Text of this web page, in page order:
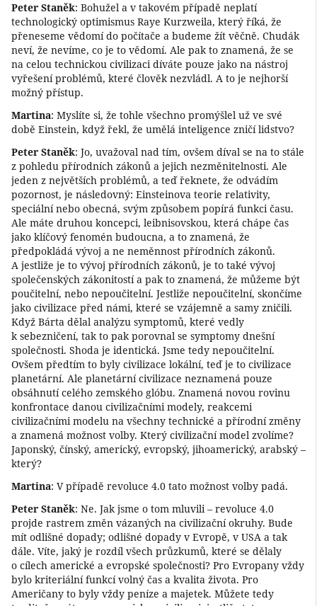
Peter Staněk: Bohužel a v takovém případě neplatí
technologický optimismus Raye Kurzweila, který říká, že
přeneseme vědomí do počítače a budeme žít věčně. Chudák
neví, že nevíme, co je to vědomí. Ale pak to znamená, že se
na celou technickou civilizaci díváte pouze jako na nástroj
vyřešení problémů, které člověk nezvládl. A to je nejhorší
možný přístup.
Martina: Myslíte si, že tohle všechno promýšlel už ve své
době Einstein, když řekl, že umělá inteligence zničí lidstvo?
Peter Staněk: Jo, uvažoval nad tím, ovšem díval se na to stále
z pohledu přírodních zákonů a jejich nezměnitelnosti. Ale
jeden z největších problémů, a teď řeknete, že odvádím
pozornost, je následovný: Einsteinova teorie relativity,
speciální nebo obecná, svým způsobem popírá funkci času.
Ale máte druhou koncepci, leibnisovskou, která chápe čas
jako klíčový fenomén budoucna, a to znamená, že
předpokládá vývoj a ne neměnnost přírodních zákonů.
A jestliže je to vývoj přírodních zákonů, je to také vývoj
společenských zákonitostí a pak to znamená, že můžeme být
poučitelní, nebo nepoučitelní. Jestliže nepoučitelní, skončíme
jako civilizace před námi, které se vzájemně a samy zničili.
Když Bárta dělal analýzu symptomů, které vedly
k sebezničení, tak to pak porovnal se symptomy dnešní
společnosti. Shoda je identická. Jsme tedy nepoučitelní.
Ovšem předtím to byly civilizace lokální, teď je to civilizace
planetární. Ale planetární civilizace neznamená pouze
obsáhnutí celého zemského glóbu. Znamená novou rovinu
konfrontace danou civilizačními modely, reakcemi
civilizačními modelu na všechny technické a přírodní změny
a znamená možnost volby. Který civilizační model zvolíme?
Japonský, čínský, americký, evropský, jihoamerický, arabský –
který?
Martina: V případě revoluce 4.0 tato možnost volby padá.
Peter Staněk: Ne. Jak jsme o tom mluvili – revoluce 4.0
projde rastrem změn vázaných na civilizační okruhy. Bude
mít odlišné dopady; odlišné dopady v Evropě, v USA a tak
dále. Víte, jaký je rozdíl všech průzkumů, které se dělaly
o cílech americké a evropské společnosti? Pro Evropany vždy
bylo kriteriální funkcí volný čas a kvalita života. Pro
Američany to byly vždy peníze a majetek. Můžete tedy